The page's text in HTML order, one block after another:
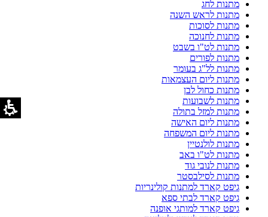
מתנות לחג
מתנות לראש השנה
מתנות לסוכות
מתנות לחנוכה
מתנות לט"ו בשבט
מתנות לפורים
מתנות לל"ג בעומר
מתנות ליום העצמאות
מתנות כחול לבן
מתנות לשבועות
מתנות למזל בתולה
מתנות ליום האישה
מתנות ליום המשפחה
מתנות לולנטיין
מתנות לט"ו באב
מתנות לנובי גוד
מתנות לסילבסטר
גיפט קארד למתנות קולינריות
גיפט קארד לבתי ספא
גיפט קארד למותגי אופנה